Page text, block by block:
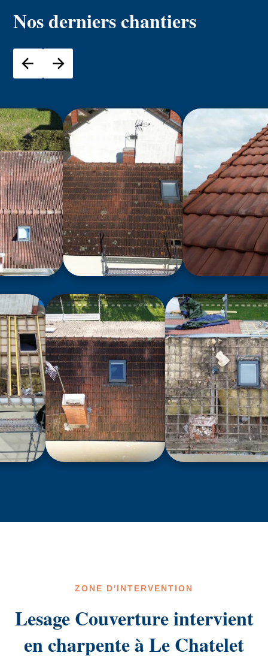
Nos derniers chantiers
ZONE D'INTERVENTION
Lesage Couverture intervient
en charpente à Le Chatelet